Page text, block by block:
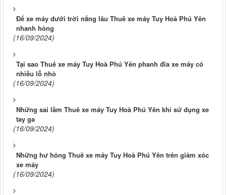
Để xe máy dưới trời nắng lâu Thuê xe máy Tuy Hoà Phú Yên
nhanh hỏng
(16/09/2024)
Tại sao Thuê xe máy Tuy Hoà Phú Yên phanh đĩa xe máy có
nhiều lỗ nhỏ
(16/09/2024)
Những sai lầm Thuê xe máy Tuy Hoà Phú Yên khi sử dụng xe
tay ga
(16/09/2024)
Những hư hỏng Thuê xe máy Tuy Hoà Phú Yên trên giảm xóc
xe máy
(16/09/2024)